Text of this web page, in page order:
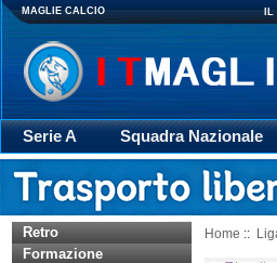
MAGLIE CALCIO
Serie A Squadra Nazionale
Giacca
Rugby trasporto
Retro
Formazione
Home ::